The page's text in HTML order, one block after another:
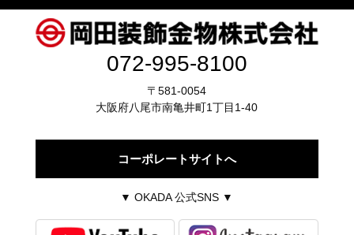
072-995-8100
〒581-0054
大阪府八尾市南亀井町1丁目1-40
コーポレートサイトへ
▼ OKADA 公式SNS ▼